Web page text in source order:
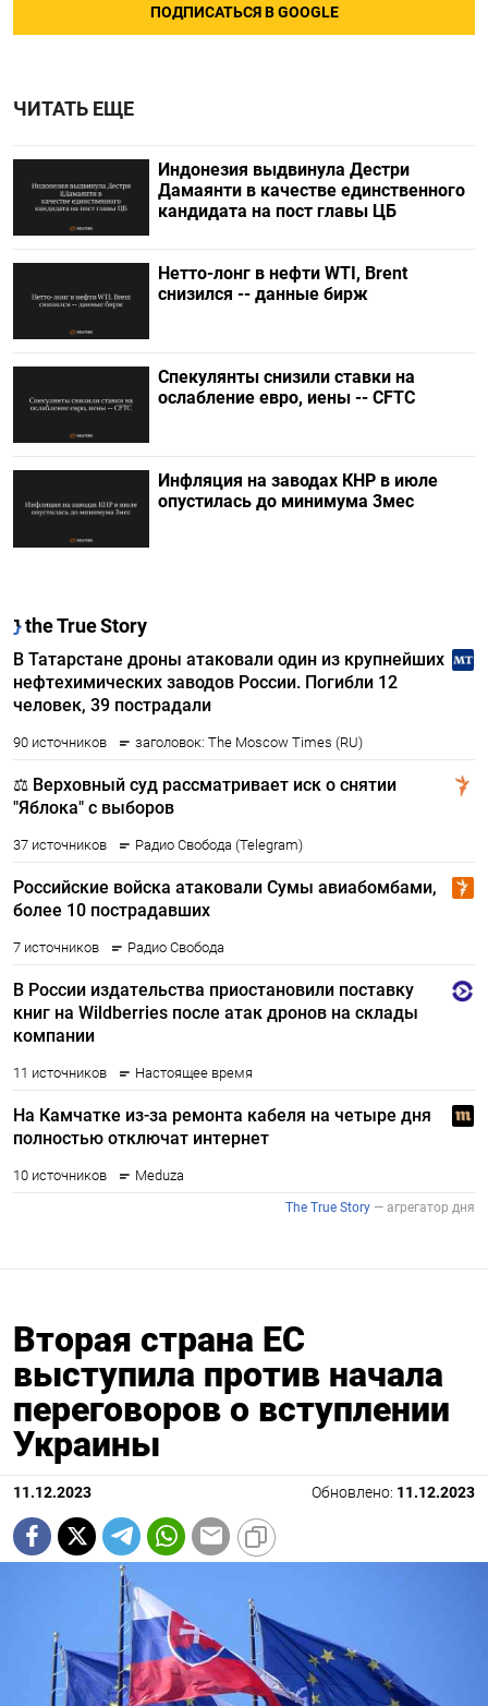
ПОДПИСАТЬСЯ В GOOGLE
ЧИТАТЬ ЕЩЕ
Индонезия выдвинула Дестри
⁠Дамаянти в качестве единственного
кандидата на пост главы ЦБ
Нетто-лонг в нефти WTI, Brent
снизился -- данные бирж
Спекулянты снизили ставки на
ослабление евро, иены -- CFTC
Инфляция на заводах КНР в июле
опустилась до минимума 3мес
Вторая страна ЕС
выступила против начала
переговоров о вступлении
Украины
11.12.2023 Обновлено: 11.12.2023